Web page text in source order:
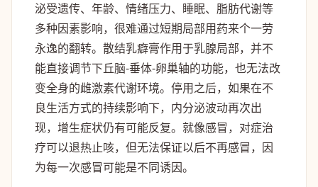
泌受遗传、年龄、情绪压力、睡眠、脂肪代谢等
多种因素影响，很难通过短期局部用药来个一劳
永逸的翻转。散结乳癖膏作用于乳腺局部，并不
能直接调节下丘脑-垂体-卵巢轴的功能，也无法改
变全身的雌激素代谢环境。停用之后，如果在不
良生活方式的持续影响下，内分泌波动再次出
现，增生症状仍有可能反复。就像感冒，对症治
疗可以退热止咳，但无法保证以后不再感冒，因
为每一次感冒可能是不同诱因。